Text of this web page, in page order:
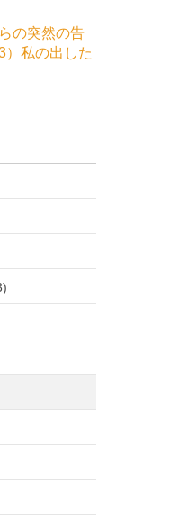
の突然の告
）私の出した